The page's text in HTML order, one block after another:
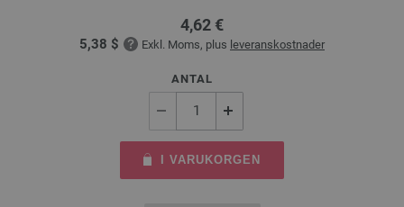
4,62 €
5,38 $ Exkl. Moms, plus leveranskostnader
ANTAL
I VARUKORGEN